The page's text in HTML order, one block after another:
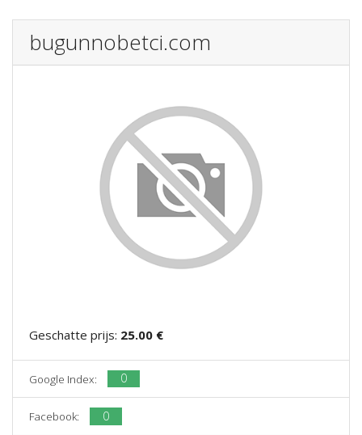
bugunnobetci.com
Geschatte prijs: 25.00 €
Google Index: 0
Facebook: 0